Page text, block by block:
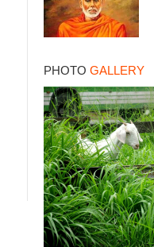
PHOTO GALLERY